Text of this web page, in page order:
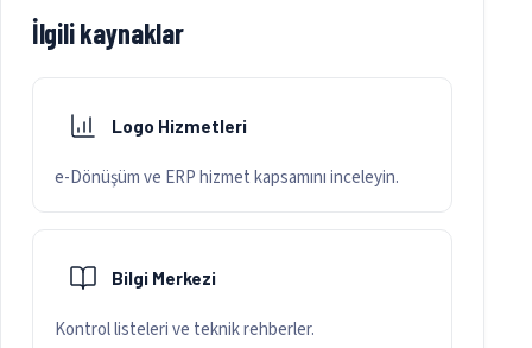
İlgili kaynaklar
Logo Hizmetleri
e-Dönüşüm ve ERP hizmet kapsamını inceleyin.
Bilgi Merkezi
Kontrol listeleri ve teknik rehberler.